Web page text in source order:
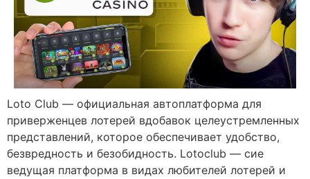
Loto Club — официальная автоплатформа для
приверженцев лотерей вдобавок целеустремленных
представлений, которое обеспечивает удобство,
безвредность и безобидность. Lotoclub — сие
ведущая платформа в видах любителей лотерей и